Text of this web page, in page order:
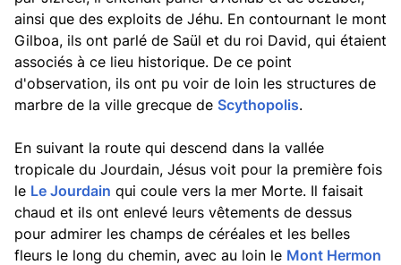
ainsi que des exploits de Jéhu. En contournant le mont
Gilboa, ils ont parlé de Saül et du roi David, qui étaient
associés à ce lieu historique. De ce point
d'observation, ils ont pu voir de loin les structures de
marbre de la ville grecque de Scythopolis.
En suivant la route qui descend dans la vallée
tropicale du Jourdain, Jésus voit pour la première fois
le Le Jourdain qui coule vers la mer Morte. Il faisait
chaud et ils ont enlevé leurs vêtements de dessus
pour admirer les champs de céréales et les belles
fleurs le long du chemin, avec au loin le Mont Hermon